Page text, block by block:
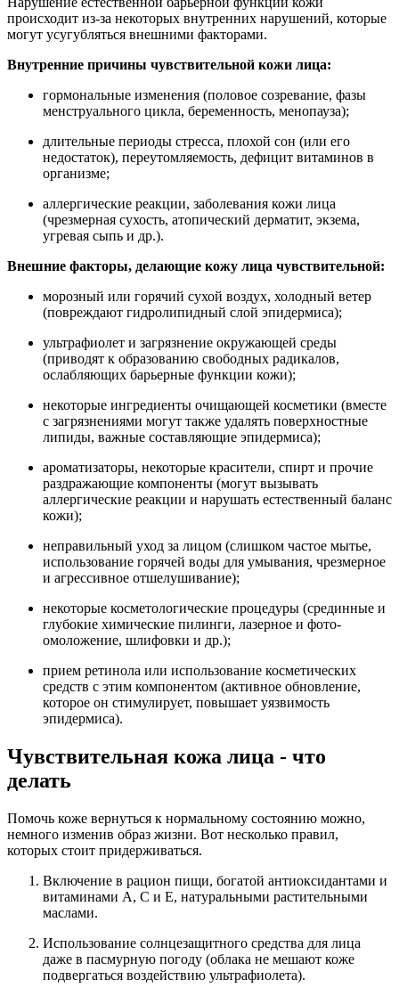
происходит из-за некоторых внутренних нарушений, которые
могут усугубляться внешними факторами.
Внутренние причины чувствительной кожи лица:
гормональные изменения (половое созревание, фазы
менструального цикла, беременность, менопауза);
длительные периоды стресса, плохой сон (или его
недостаток), переутомляемость, дефицит витаминов в
организме;
аллергические реакции, заболевания кожи лица
(чрезмерная сухость, атопический дерматит, экзема,
угревая сыпь и др.).
Внешние факторы, делающие кожу лица чувствительной:
морозный или горячий сухой воздух, холодный ветер
(повреждают гидролипидный слой эпидермиса);
ультрафиолет и загрязнение окружающей среды
(приводят к образованию свободных радикалов,
ослабляющих барьерные функции кожи);
некоторые ингредиенты очищающей косметики (вместе
с загрязнениями могут также удалять поверхностные
липиды, важные составляющие эпидермиса);
ароматизаторы, некоторые красители, спирт и прочие
раздражающие компоненты (могут вызывать
аллергические реакции и нарушать естественный баланс
кожи);
неправильный уход за лицом (слишком частое мытье,
использование горячей воды для умывания, чрезмерное
и агрессивное отшелушивание);
некоторые косметологические процедуры (срединные и
глубокие химические пилинги, лазерное и фото-
омоложение, шлифовки и др.);
прием ретинола или использование косметических
средств с этим компонентом (активное обновление,
которое он стимулирует, повышает уязвимость
эпидермиса).
Чувствительная кожа лица - что
делать
Помочь коже вернуться к нормальному состоянию можно,
немного изменив образ жизни. Вот несколько правил,
которых стоит придерживаться.
Включение в рацион пищи, богатой антиоксидантами и
витаминами А, С и Е, натуральными растительными
маслами.
Использование солнцезащитного средства для лица
даже в пасмурную погоду (облака не мешают коже
подвергаться воздействию ультрафиолета).